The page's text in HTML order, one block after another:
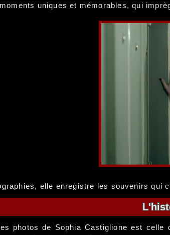
uniques et mémorables, qui
elle enregistre les souvenirs qui
photos de Sophia Castiglione est